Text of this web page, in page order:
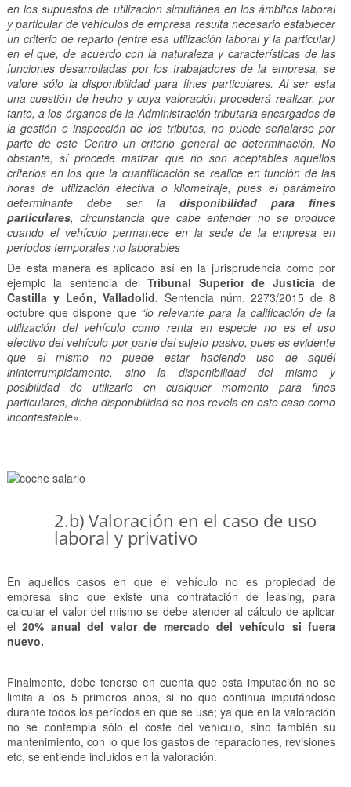
en los supuestos de utilización simultánea en los ámbitos laboral
y particular de vehículos de empresa resulta necesario establecer
un criterio de reparto (entre esa utilización laboral y la particular)
en el que, de acuerdo con la naturaleza y características de las
funciones desarrolladas por los trabajadores de la empresa, se
valore sólo la disponibilidad para fines particulares. Al ser esta
una cuestión de hecho y cuya valoración procederá realizar, por
tanto, a los órganos de la Administración tributaria encargados de
la gestión e inspección de los tributos, no puede señalarse por
parte de este Centro un criterio general de determinación. No
obstante, sí procede matizar que no son aceptables aquellos
criterios en los que la cuantificación se realice en función de las
horas de utilización efectiva o kilometraje, pues el parámetro
determinante debe ser la disponibilidad para fines
particulares, circunstancia que cabe entender no se produce
cuando el vehículo permanece en la sede de la empresa en
períodos temporales no laborables
De esta manera es aplicado así en la jurisprudencia como por
ejemplo la sentencia delTribunal Superior de Justicia de
Castilla y León, Valladolid. Sentencia núm. 2273/2015 de 8
octubre que dispone que “lo relevante para la calificación de la
utilización del vehículo como renta en especie no es el uso
efectivo del vehículo por parte del sujeto pasivo, pues es evidente
que el mismo no puede estar haciendo uso de aquél
ininterrumpidamente, sino la disponibilidad del mismo y
posibilidad de utilizarlo en cualquier momento para fines
particulares, dicha disponibilidad se nos revela en este caso como
incontestable».
2.b) Valoración en el caso de uso
laboral y privativo
En aquellos casos en que el vehículo no es propiedad de
empresa sino que existe una contratación de leasing, para
calcular el valor del mismo se debe atender al cálculo de aplicar
el20% anual del valor de mercado del vehículo si fuera
nuevo.
Finalmente, debe tenerse en cuenta que esta imputación no se
limita a los 5 primeros años, si no que continua imputándose
durante todos los períodos en que se use; ya que en la valoración
no se contempla sólo el coste del vehículo, sino también su
mantenimiento, con lo que los gastos de reparaciones, revisiones
etc, se entiende incluidos en la valoración.